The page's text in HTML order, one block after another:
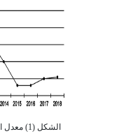
الشكل (1)